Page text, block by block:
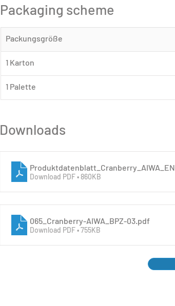
Packaging scheme
Packungsgröße
1 Karton
1 Palette
Downloads
Produktdatenblatt_Cranberry_AIWA_EN
Download PDF • 860KB
065_Cranberry-AIWA_BPZ-03 .pdf
Download PDF • 755KB